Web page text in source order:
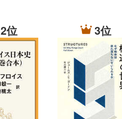
2位 3位